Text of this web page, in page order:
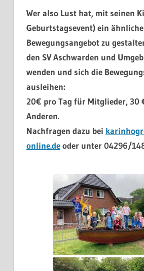
Wer also Lust hat, mit seinen
Geburtstagsevent) ein
Bewegungsangebot zu
den SV Aschwarden und
wenden und sich die
ausleihen:
20€ pro Tag für Mitglieder, 30
Anderen.
Nachfragen dazu bei
online.deoder unter 04296/